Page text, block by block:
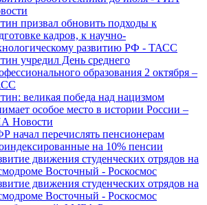
призвал обновить подходы к
кадров, к научно-
развитию РФ - ТАСС
учредил День среднего
образования 2 октября –
великая победа над нацизмом
особое место в истории России –
Новости
начал перечислять пенсионерам
на 10% пенсии
движения студенческих отрядов на
Восточный - Роскосмос
движения студенческих отрядов на
Восточный - Роскосмос